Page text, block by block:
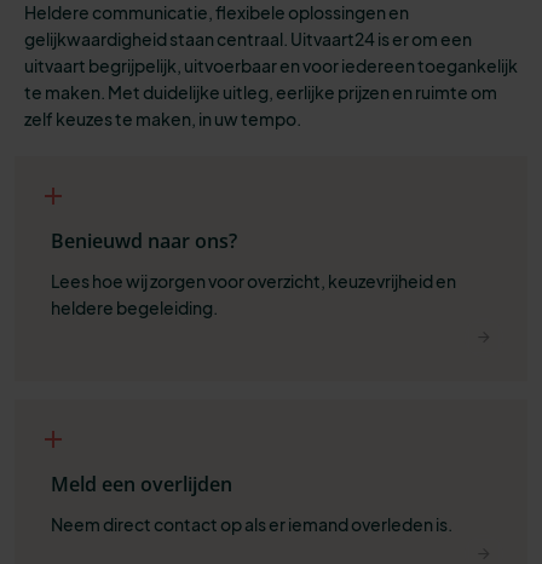
Heldere communicatie, flexibele oplossingen en
gelijkwaardigheid staan centraal. Uitvaart24 is er om een
uitvaart begrijpelijk, uitvoerbaar en voor iedereen toegankelijk
te maken. Met duidelijke uitleg, eerlijke prijzen en ruimte om
zelf keuzes te maken, in uw tempo.
Benieuwd naar ons?
Lees hoe wij zorgen voor overzicht, keuzevrijheid en
heldere begeleiding.
Meld een overlijden
Neem direct contact op als er iemand overleden is.